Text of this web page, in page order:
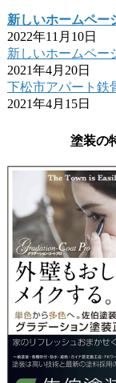
新しいホームペー
2022年11月10日
新しいホームペー
2021年4月20日
下松市アパート鉄
2021年4月15日
2021年4月9日
2021年4月6日
山口市アパート
塗装の